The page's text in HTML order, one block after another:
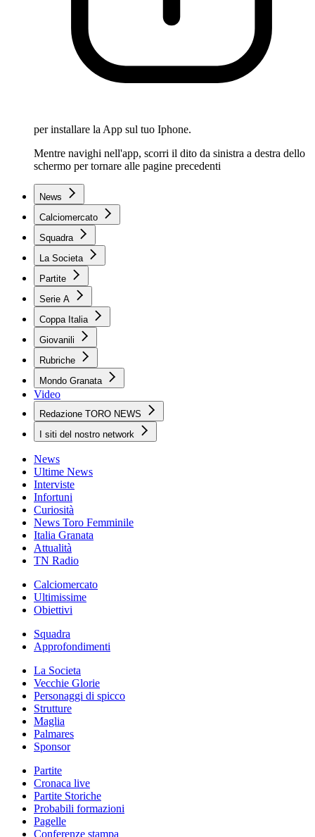
per installare la App sul tuo Iphone.
Mentre navighi nell'app, scorri il dito da sinistra a destra dello
schermo per tornare alle pagine precedenti
News
Calciomercato
Squadra
La Societa
Partite
Serie A
Coppa Italia
Giovanili
Rubriche
Mondo Granata
Video
Redazione TORO NEWS
I siti del nostro network
News
Ultime News
Interviste
Infortuni
Curiosità
News Toro Femminile
Italia Granata
Attualità
TN Radio
Calciomercato
Ultimissime
Obiettivi
Squadra
Approfondimenti
La Societa
Vecchie Glorie
Personaggi di spicco
Strutture
Maglia
Palmares
Sponsor
Partite
Cronaca live
Partite Storiche
Probabili formazioni
Pagelle
Conferenze stampa